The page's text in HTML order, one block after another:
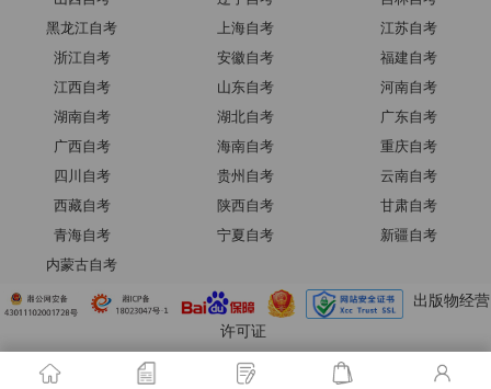
黑龙江自考
上海自考
江苏自考
浙江自考
安徽自考
福建自考
江西自考
山东自考
河南自考
湖南自考
湖北自考
广东自考
广西自考
海南自考
重庆自考
四川自考
贵州自考
云南自考
西藏自考
陕西自考
甘肃自考
青海自考
宁夏自考
新疆自考
内蒙古自考
出版物经营
许可证